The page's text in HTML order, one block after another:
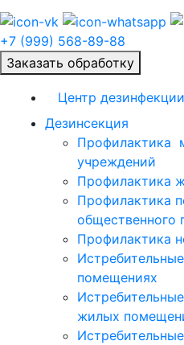
+7 (999) 568-89-88
Заказать обработку
Центр дезинфекции
Дезинсекция
Профилактика
учреждений
Профилактика
Профилактика
общественного
Профилактика
помещениях
жилых